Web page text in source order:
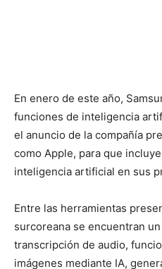
En enero de este año,
funciones de inteligencia
el anuncio de la compañía
como Apple, para que
inteligencia artificial en sus
Entre las herramientas
surcoreana se encuentran
transcripción de audio,
imágenes mediante IA,